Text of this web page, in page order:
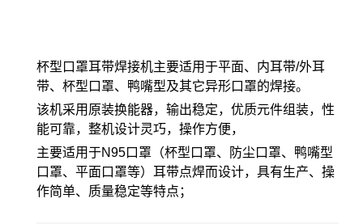
杯型口罩耳带焊接机主要适用于平面、内耳带/外耳
带、杯型口罩、鸭嘴型及其它异形口罩的焊接。
该机采用原装换能器，输出稳定，优质元件组装，性
能可靠，整机设计灵巧，操作方便，
主要适用于N95口罩（杯型口罩、防尘口罩、鸭嘴型
口罩、平面口罩等）耳带点焊而设计，具有生产、操
作简单、质量稳定等特点；